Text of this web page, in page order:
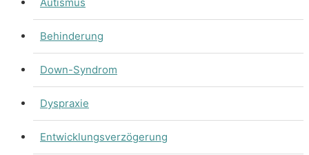
Behinderung
Down-Syndrom
Dyspraxie
Entwicklungsverzögerung